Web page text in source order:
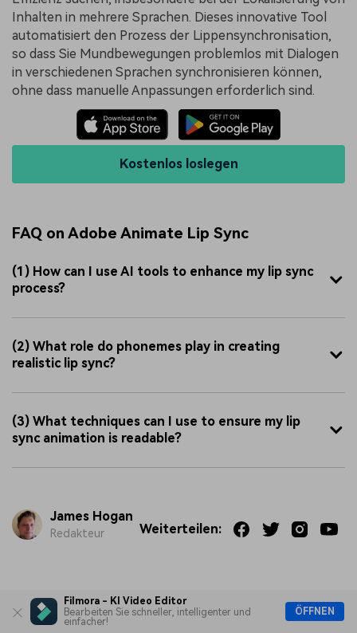
Filmora - KI Video Editor
Bearbeiten Sie schneller, intelligenter und
einfacher!
ÖFFNEN
Inhalten in mehrere Sprachen. Dieses innovative Tool
automatisiert den Prozess der Lippensynchronisation,
so dass Sie Mundbewegungen problemlos mit Dialogen
in verschiedenen Sprachen synchronisieren können,
ohne dass manuelle Anpassungen erforderlich sind.
Kostenlos loslegen
FAQ on Adobe Animate Lip Sync
(1) How can I use AI tools to enhance my lip sync
process?
(2) What role do phonemes play in creating
realistic lip sync?
(3) What techniques can I use to ensure my lip
sync animation is readable?
James Hogan
Redakteur Weiterteilen:
Weiterteilen: